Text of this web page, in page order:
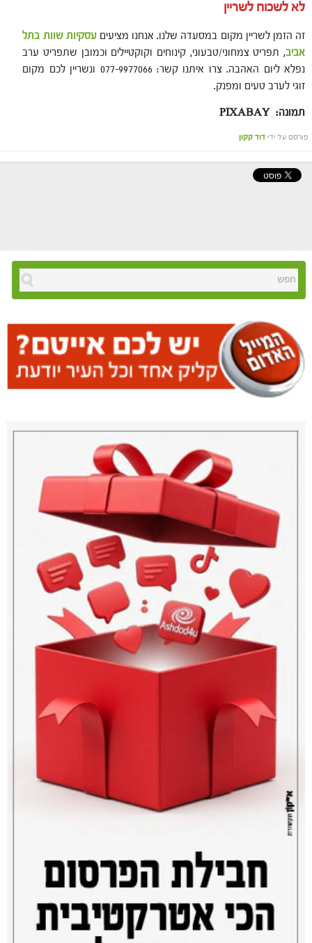
לא לשכוח לשריין
זה הזמן לשריין מקום במסעדה שלנו. אנחנו מציעים עסקיות שוות בתל
אביב, תפריט צמחוני/טבעוני, קינוחים וקוקטיילים וכמובן שתפריט ערב
נפלא ליום האהבה. צרו איתנו קשר: 077-9977066 ונשריין לכם מקום
זוגי לערב טעים ומפנק.
תמונה: PIXABAY
פורסם על ידי דוד קקון